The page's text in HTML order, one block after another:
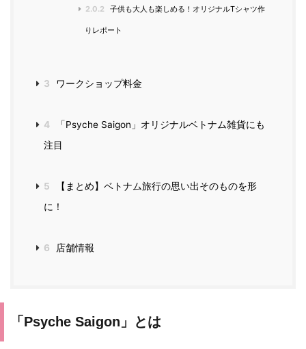
2.0.2 子供も大人も楽しめる！オリジナルTシャツ作
りレポート
3 ワークショップ料金
4
「Psyche Saigon」オリジナルベトナム雑貨にも
注目
5
【まとめ】ベトナム旅行の思い出そのものを形
に！
6 店舗情報
「Psyche Saigon」とは